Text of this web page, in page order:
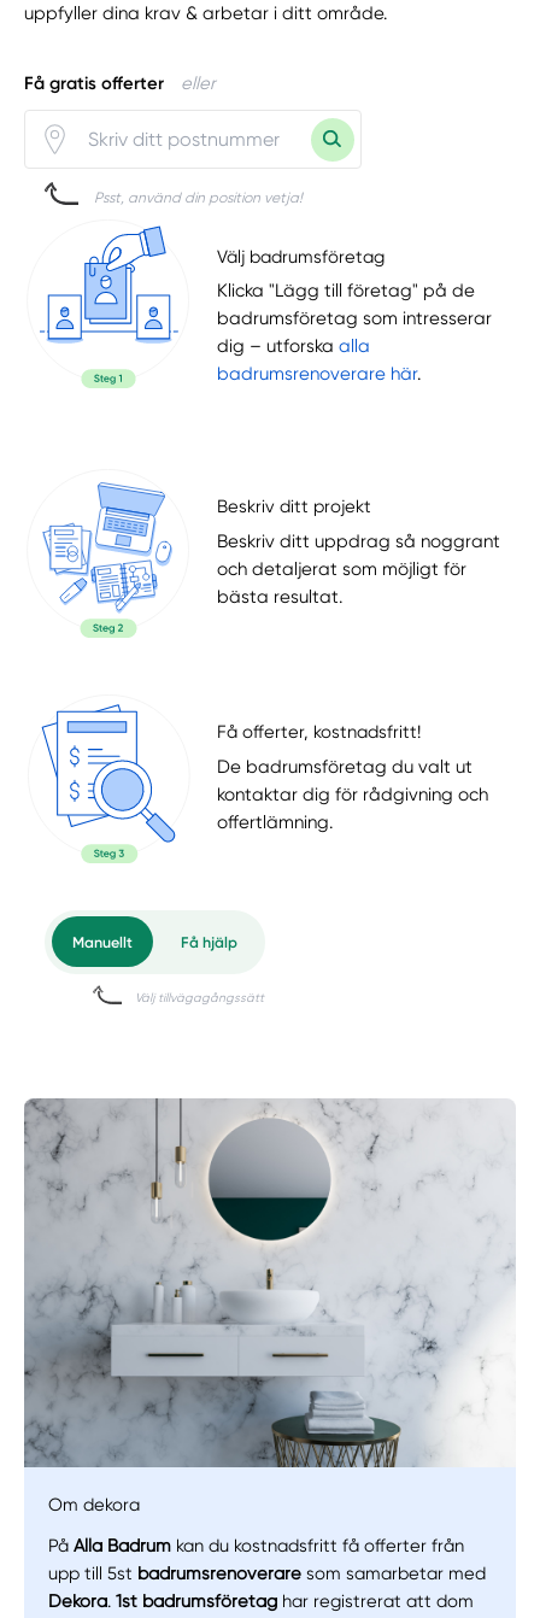
uppfyller dina krav & arbetar i ditt område.
Få gratis offerter eller
Psst, använd din position vetja!
Välj badrumsföretag
Klicka "Lägg till företag" på de
badrumsföretag som intresserar
dig – utforskaalla
badrumsrenoverare här.
Beskriv ditt projekt
Beskriv ditt uppdrag så noggrant
och detaljerat som möjligt för
bästa resultat.
Få offerter, kostnadsfritt!
De badrumsföretag du valt ut
kontaktar dig för rådgivning och
offertlämning.
Välj tillvägagångssätt
Om dekora
PåAlla Badrum kan du kostnadsfritt få offerter från
upp till 5st badrumsrenoverare som samarbetar med
Dekora.1st badrumsföretag har registrerat att dom